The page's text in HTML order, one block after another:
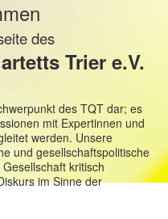
des
Trier e.V.
des TQT dar; es
mit Expertinnen und
werden. Unsere
und gesellschaftspolitische
kritisch
im Sinne der